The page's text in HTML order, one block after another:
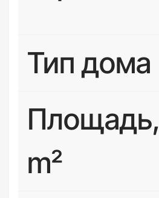
Тип дома
Площадь,
m²